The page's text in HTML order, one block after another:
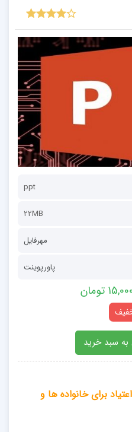
ppt
22MB
مهرفایل
پاورپوینت
تومان
به سبد خرید
برای خانواده ها و